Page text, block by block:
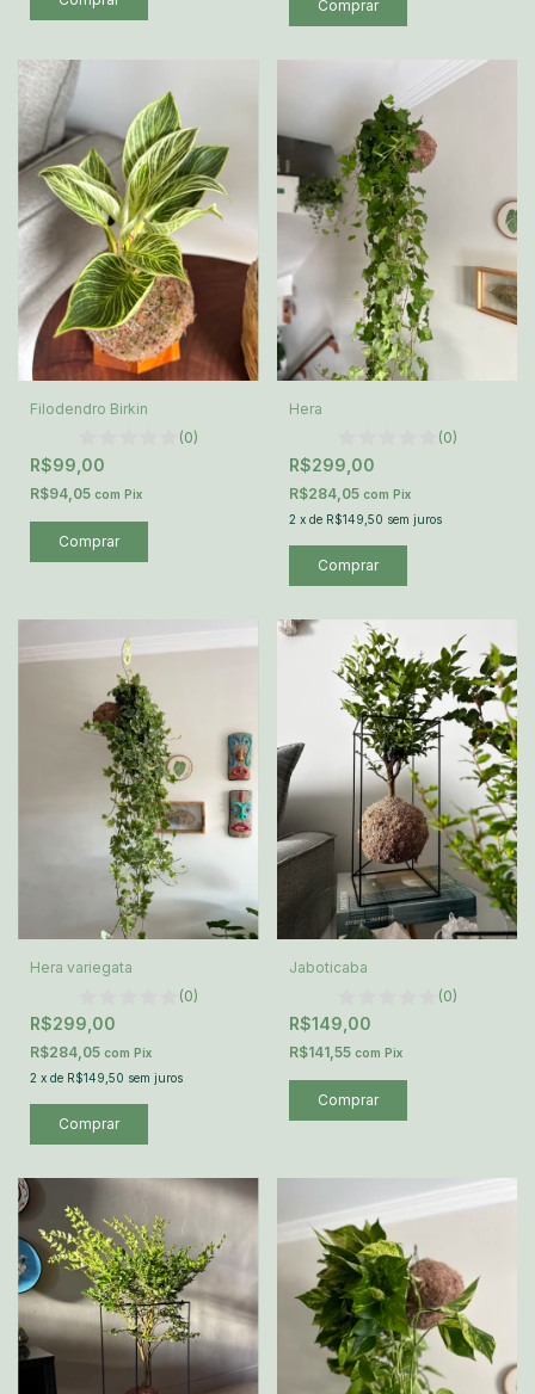
Filodendro Birkin
(0)
R$99,00
R$94,05 com Pix
Hera
(0)
R$299,00
R$284,05 com Pix
2 x de R$149,50 sem juros
Hera variegata
(0)
R$299,00
R$284,05 com Pix
2 x de R$149,50 sem juros
Jaboticaba
(0)
R$149,00
R$141,55 com Pix